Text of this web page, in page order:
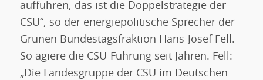
aufführen, das ist die Doppelstrategie der
CSU“, so der energiepolitische Sprecher der
Grünen Bundestagsfraktion Hans-Josef Fell.
So agiere die CSU-Führung seit Jahren. Fell:
„Die Landesgruppe der CSU im Deutschen